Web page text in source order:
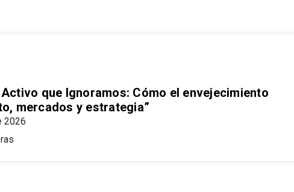
Activo que Ignoramos: Cómo el envejecimiento
mercados y estrategia”
2026